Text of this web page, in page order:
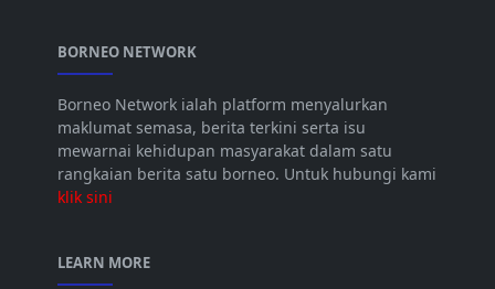
BORNEO NETWORK
Borneo Network ialah platform menyalurkan
maklumat semasa, berita terkini serta isu
mewarnai kehidupan masyarakat dalam satu
rangkaian berita satu borneo. Untuk hubungi kami
klik sini
LEARN MORE